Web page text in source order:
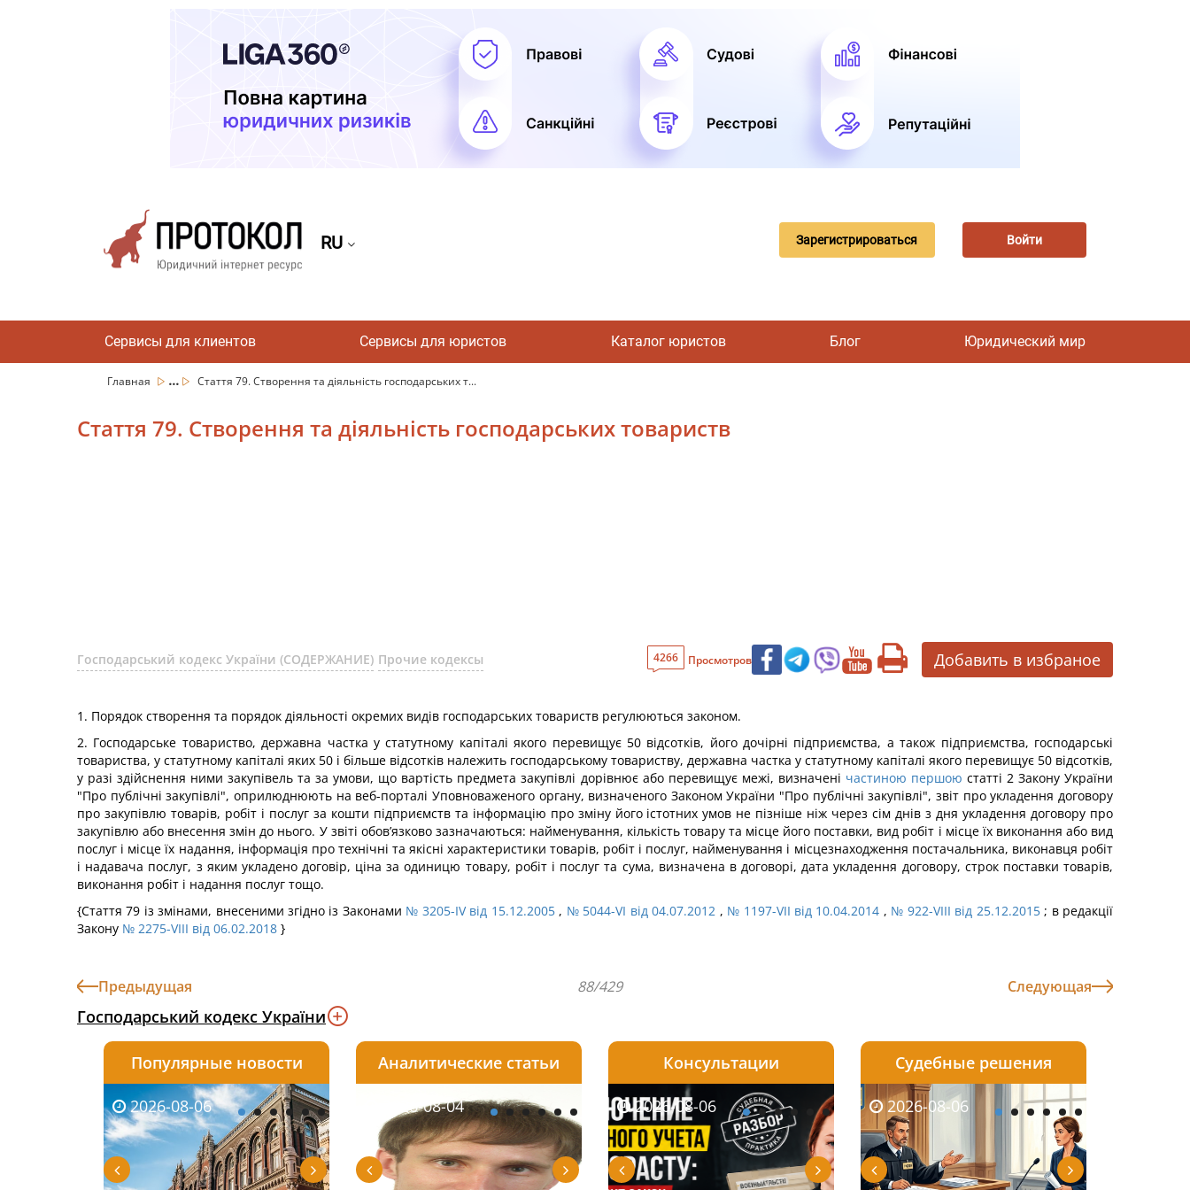
RU Зарегистрироваться Войти
Сервисы для клиентов Сервисы для юристов Каталог юристов Блог Юридический мир
Главная ... Стаття 79. Створення та діяльність господарських т...
Стаття 79. Створення та діяльність господарських товариств
Господарський кодекс України (СОДЕРЖАНИЕ) Прочие кодексы 4266 Просмотров Добавить в избраное
1. Порядок створення та порядок діяльності окремих видів господарських товариств регулюються законом.
2. Господарське товариство, державна частка у статутному капіталі якого перевищує 50 відсотків, його дочірні підприємства, а також підприємства, господарські
товариства, у статутному капіталі яких 50 і більше відсотків належить господарському товариству, державна частка у статутному капіталі якого перевищує 50 відсотків,
у разі здійснення ними закупівель та за умови, що вартість предмета закупівлі дорівнює або перевищує межі, визначені частиною першою статті 2 Закону України
"Про публічні закупівлі", оприлюднюють на веб-порталі Уповноваженого органу, визначеного Законом України "Про публічні закупівлі", звіт про укладення договору
про закупівлю товарів, робіт і послуг за кошти підприємств та інформацію про зміну його істотних умов не пізніше ніж через сім днів з дня укладення договору про
закупівлю або внесення змін до нього. У звіті обов’язково зазначаються: найменування, кількість товару та місце його поставки, вид робіт і місце їх виконання або вид
послуг і місце їх надання, інформація про технічні та якісні характеристики товарів, робіт і послуг, найменування і місцезнаходження постачальника, виконавця робіт
і надавача послуг, з яким укладено договір, ціна за одиницю товару, робіт і послуг та сума, визначена в договорі, дата укладення договору, строк поставки товарів,
виконання робіт і надання послуг тощо.
{Стаття 79 із змінами, внесеними згідно із Законами № 3205-IV від 15.12.2005, № 5044-VI від 04.07.2012 , № 1197-VII від 10.04.2014 , № 922-VIII від 25.12.2015; в редакції
Закону № 2275-VIII від 06.02.2018 }
Предыдущая 88/429 Следующая
Господарський кодекс України
Популярные новости
2026-08-06 2026-08-06 2026-08-05 2026-08-05 2026-08-05
Аналитические статьи
2026-08-03 2026-08-04 2026-08-04 2026-08-03 2026-08-03
Консультации
2026-08-05 2026-08-06 2026-08-06 2026-08-06
Судебные решения
2026-07-30 2026-08-06